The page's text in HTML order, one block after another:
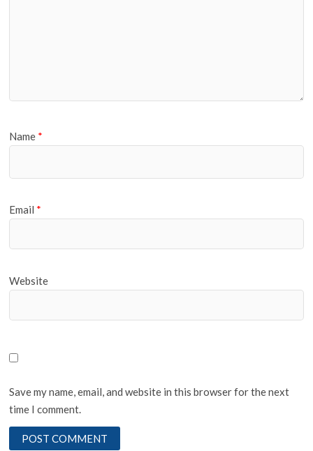
Name *
Email *
Website
Save my name, email, and website in this browser for the next
time I comment.